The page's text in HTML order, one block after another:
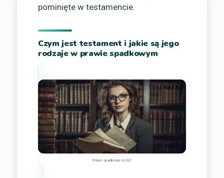
pominięte w testamencie.
Czym jest testament i jakie są jego
rodzaje w prawie spadkowym
Prawo spadkowe co to?